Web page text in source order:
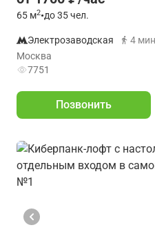
65 м2•до 35 чел.
Электрозаводская
4 мин
Москва
7751
Позвонить